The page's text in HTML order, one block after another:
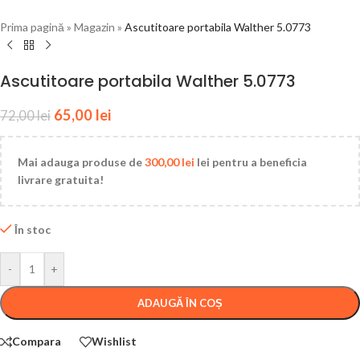
Prima pagină » Magazin » Ascutitoare portabila Walther 5.0773
Ascutitoare portabila Walther 5.0773
72,00lei 65,00 lei
Mai adauga produse de300,00lei lei pentru a beneficia
livrare gratuita!
În stoc
- +
ADAUGĂ ÎN COȘ
Compara Wishlist